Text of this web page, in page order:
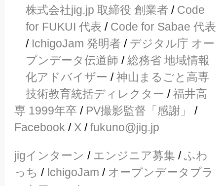
株式会社jig.jp 取締役 創業者 / Code
for FUKUI 代表 / Code for Sabae 代表
/ IchigoJam 発明者 / デジタル庁 オー
プンデータ伝道師 /総務省 地域情報
化アドバイザー /神山まるごと高専
技術教育統括ディレクター /福井高
専 1999年卒 / PV撮影監督「感謝」
/
Facebook / X /fukuno@jig.jp
jigインターン / エンジニア募集 /ふわ
っち / IchigoJam / オープンデータプラ